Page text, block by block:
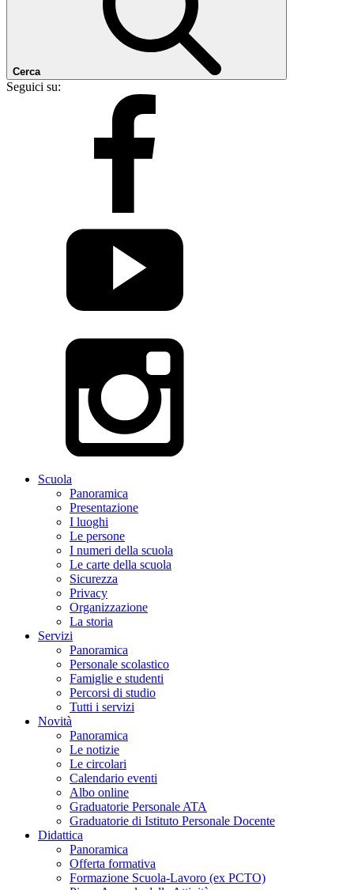
Cerca
Seguici su:
Scuola
Panoramica
Presentazione
I luoghi
Le persone
I numeri della scuola
Le carte della scuola
Sicurezza
Privacy
Organizzazione
La storia
Servizi
Panoramica
Personale scolastico
Famiglie e studenti
Percorsi di studio
Tutti i servizi
Novità
Panoramica
Le notizie
Le circolari
Calendario eventi
Albo online
Graduatorie Personale ATA
Graduatorie di Istituto Personale Docente
Didattica
Panoramica
Offerta formativa
Formazione Scuola-Lavoro (ex PCTO)